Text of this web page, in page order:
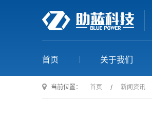
首页 关于我们
当前位置： 首页 / 新闻资讯